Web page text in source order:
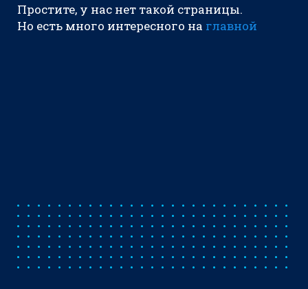
Простите, у нас нет такой страницы.
Но есть много интересного на главной